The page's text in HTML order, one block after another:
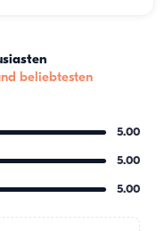
beliebtesten
5.00
5.00
5.00